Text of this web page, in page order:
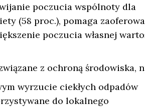
poczucia wspólnoty dla
(58 proc.), pomaga
poczucia własnej
z ochroną środowiska,
wyrzucie ciekłych odpadów
do lokalnego